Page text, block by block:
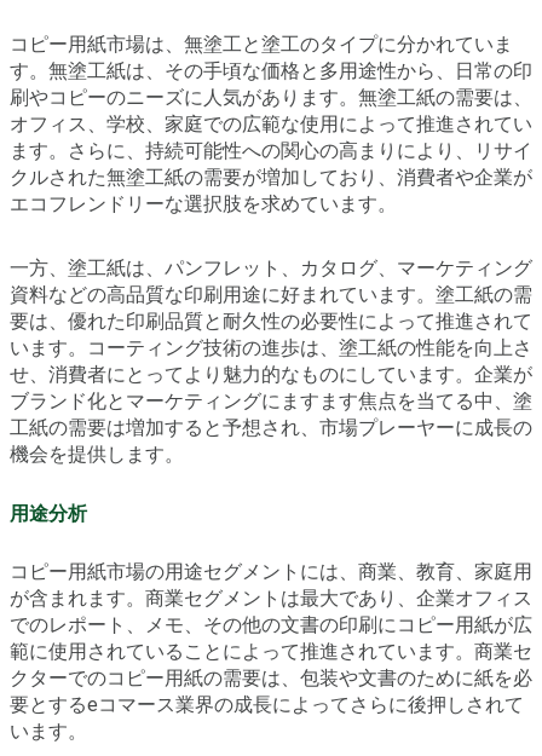
コピー用紙市場は、無塗工と塗工のタイプに分かれていま
す。無塗工紙は、その手頃な価格と多用途性から、日常の印
刷やコピーのニーズに人気があります。無塗工紙の需要は、
オフィス、学校、家庭での広範な使用によって推進されてい
ます。さらに、持続可能性への関心の高まりにより、リサイ
クルされた無塗工紙の需要が増加しており、消費者や企業が
エコフレンドリーな選択肢を求めています。
一方、塗工紙は、パンフレット、カタログ、マーケティング
資料などの高品質な印刷用途に好まれています。塗工紙の需
要は、優れた印刷品質と耐久性の必要性によって推進されて
います。コーティング技術の進歩は、塗工紙の性能を向上さ
せ、消費者にとってより魅力的なものにしています。企業が
ブランド化とマーケティングにますます焦点を当てる中、塗
工紙の需要は増加すると予想され、市場プレーヤーに成長の
機会を提供します。
用途分析
コピー用紙市場の用途セグメントには、商業、教育、家庭用
が含まれます。商業セグメントは最大であり、企業オフィス
でのレポート、メモ、その他の文書の印刷にコピー用紙が広
範に使用されていることによって推進されています。商業セ
クターでのコピー用紙の需要は、包装や文書のために紙を必
要とするeコマース業界の成長によってさらに後押しされて
います。